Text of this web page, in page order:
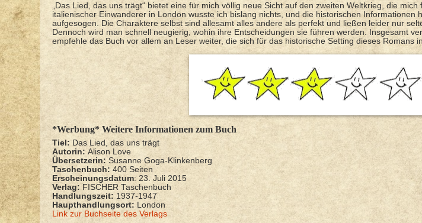
„Das Lied, das uns trägt“ bietet eine für mich völlig neue Sicht auf den zweiten Weltkrieg, die
italienischer Einwanderer in London wusste ich bislang nichts, und die historischen Informationen
aufgesogen. Die Charaktere selbst sind allesamt alles andere als perfekt und ließen leider nur
Dennoch wird man schnell neugierig, wohin ihre Entscheidungen sie führen werden. Insgesamt
empfehle das Buch vor allem an Leser weiter, die sich für das historische Setting dieses Romans
*Werbung* Weitere Informationen zum Buch
Tiel: Das Lied, das uns trägt
Autorin: Alison Love
Übersetzerin: Susanne Goga-Klinkenberg
Taschenbuch: 400 Seiten
Erscheinungsdatum: 23. Juli 2015
Verlag: FISCHER Taschenbuch
Handlungszeit: 1937-1947
Haupthandlungsort: London
Link zur Buchseite des Verlags